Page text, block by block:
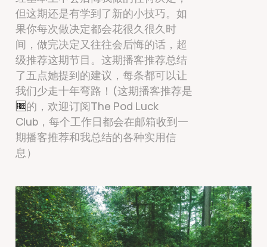
但这期还是有学到了新的小技巧。如
果你每次做决定都会花很久很久时
间，做完决定又往往会后悔的话，超
级推荐这期节目。这期播客推荐总结
了五点她提到的建议，每条都可以让
我们少走十年弯路！(这期播客推荐是
🆓的，欢迎订阅The Pod Luck
Club，每个工作日都会在邮箱收到一
期播客推荐和我总结的各种实用信
息）